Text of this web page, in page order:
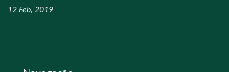
12 Feb, 2019